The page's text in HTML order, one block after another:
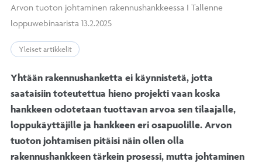
Arvon tuoton johtaminen rakennushankkeessa I Tallenne
loppuwebinaarista 13.2.2025
Yleiset artikkelit
Yhtään rakennushanketta ei käynnistetä, jotta
saataisiin toteutettua hieno projekti vaan koska
hankkeen odotetaan tuottavan arvoa sen tilaajalle,
loppukäyttäjille ja hankkeen eri osapuolille. Arvon
tuoton johtamisen pitäisi näin ollen olla
rakennushankkeen tärkein prosessi, mutta johtaminen